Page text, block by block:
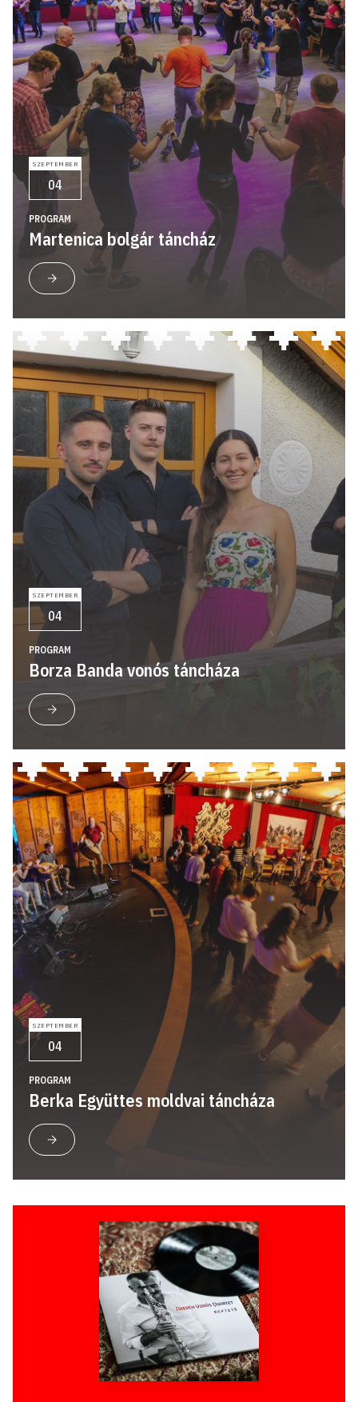
SZEPTEMBER
04
PROGRAM
Martenica bolgár táncház
SZEPTEMBER
04
PROGRAM
Borza Banda vonós táncháza
SZEPTEMBER
04
PROGRAM
Berka Együttes moldvai táncháza